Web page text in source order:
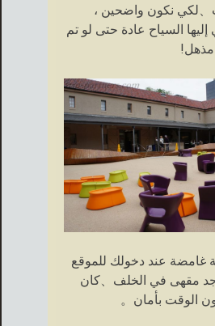
لكي نكون واضحين ،
إليها السياح عادة حتى لو تم
مذهل!
غامضة عند دخولك للموقع
مقهى في الخلف、كان
الوقت بأمان。